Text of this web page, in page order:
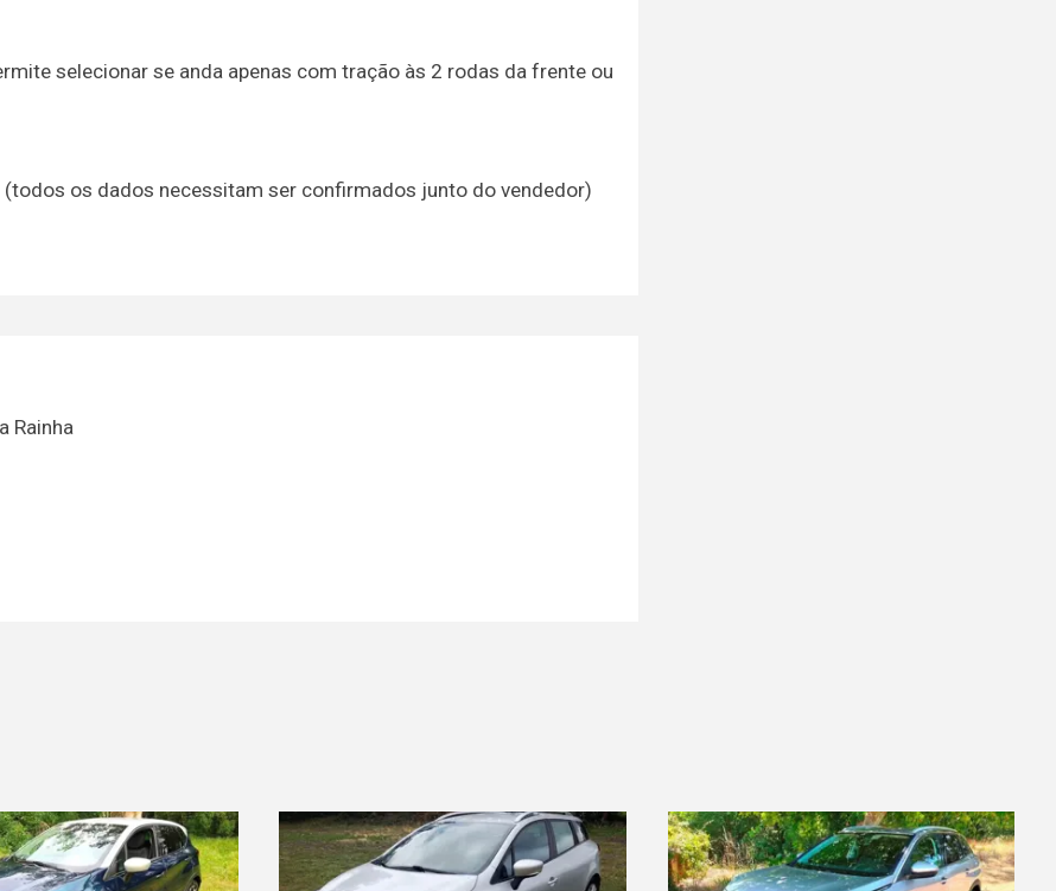
selecionar se anda apenas com tração às 2 rodas da frente ou
os dados necessitam ser confirmados junto do vendedor)
Rainha